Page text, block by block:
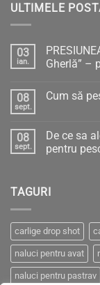
ULTIMELE
03
ian.
Gherlă” –
la
Între
„Știință
sau
eficient
08
sept.
Cum să
Cum
să
pescuim
artificiale?
08
sept.
De ce sa
pentru
De
năluci
în
loc
de
momeală
naturală
pentru
TAGURI
carlige drop shot
naluci pentru avat
naluci pentru pastrav